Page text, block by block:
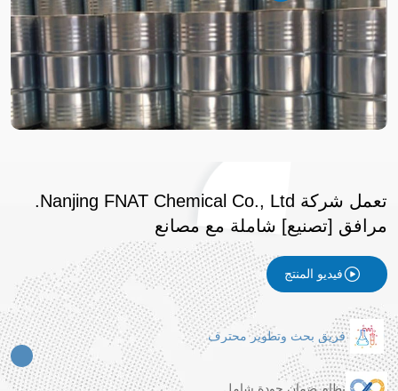
تعمل شركة Nanjing FNAT Chemical Co., Ltd.
مرافق [تصنيع] شاملة مع مصانع
فيديو المنتج
فريق بحث وتطوير محترف